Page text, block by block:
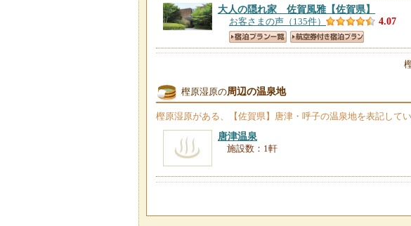
大人の隠れ家 佐賀風雅【佐賀県】
お客さまの声（135件） 4.07
【佐賀県】
古湯の森 春野邸 【佐賀県】
お客さまの声（5件） 3
お客さまの声（1件） 3
流響の里オートキャンプ場 ＾【佐賀県】
樫原湿原の周辺の温泉地
樫原湿原がある、【佐賀県】唐津・呼子の温泉地を表記してい
唐津温泉
施設数：1軒